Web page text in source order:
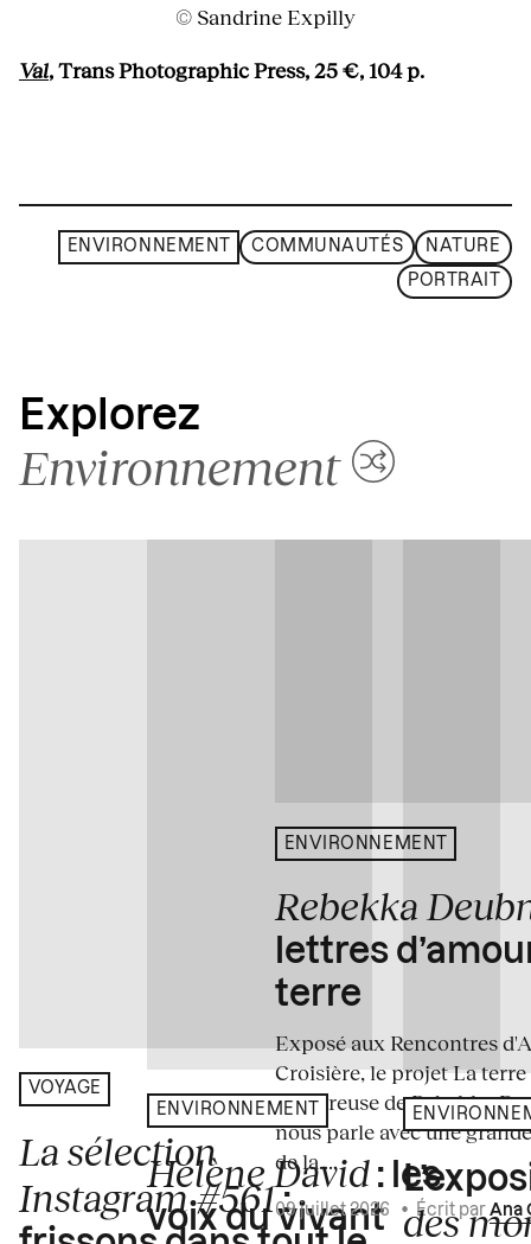
© Sandrine Expilly
Val, Trans Photographic Press, 25 €, 104 p.
ENVIRONNEMENT COMMUNAUTÉS NATURE
PORTRAIT
Explorez
Environnement
VOYAGE
La sélection
Instagram #561:
ENVIRONNEMENT
Hélène David : les
voix du vivant
ENVIRONNEMENT
Rebekka
lettres
terre
Exposé aux Rencontres
Croisière, le projet La terre
amoureuse de Rebekka
nous parle avec une
de la...
09 juillet 2026 • Écrit par Ana
des